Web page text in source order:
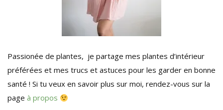
Passionée de plantes, je partage mes plantes d’intérieur
préférées et mes trucs et astuces pour les garder en bonne
santé ! Si tu veux en savoir plus sur moi, rendez-vous sur la
page à propos